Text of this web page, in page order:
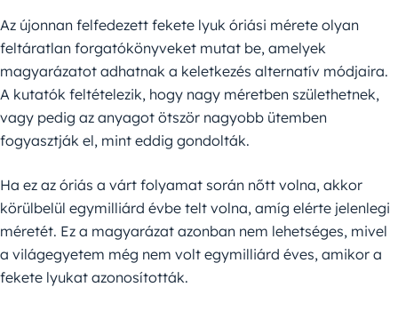
Az újonnan felfedezett fekete lyuk óriási mérete olyan
feltáratlan forgatókönyveket mutat be, amelyek
magyarázatot adhatnak a keletkezés alternatív módjaira.
A kutatók feltételezik, hogy nagy méretben születhetnek,
vagy pedig az anyagot ötször nagyobb ütemben
fogyasztják el, mint eddig gondolták.
Ha ez az óriás a várt folyamat során nőtt volna, akkor
körülbelül egymilliárd évbe telt volna, amíg elérte jelenlegi
méretét. Ez a magyarázat azonban nem lehetséges, mivel
a világegyetem még nem volt egymilliárd éves, amikor a
fekete lyukat azonosították.